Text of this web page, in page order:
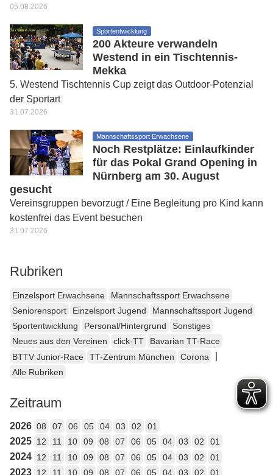
05.08.2026
Sportentwicklung
200 Akteure verwandeln
Westend in ein Tischtennis-
Mekka
5. Westend Tischtennis Cup zeigt das Outdoor-Potenzial
der Sportart
31.07.2026
Mannschaftssport Erwachsene
Noch Restplätze: Einlaufkinder
für das Pokal Grand Opening in
Nürnberg am 30. August
gesucht
Vereinsgruppen bevorzugt / Eine Begleitung pro Kind kann
kostenfrei das Event besuchen
31.07.2026
Rubriken
Einzelsport Erwachsene
Mannschaftssport Erwachsene
Seniorensport
Einzelsport Jugend
Mannschaftssport Jugend
Sportentwicklung
Personal/Hintergrund
Sonstiges
Neues aus den Vereinen
click-TT
Bavarian TT-Race
BTTV Junior-Race
TT-Zentrum München Corona
Alle Rubriken
Zeitraum
2026 08 07 06 05 04 03 02 01
2025 12 11 10 09 08 07 06 05 04 03 02 01
2024 12 11 10 09 08 07 06 05 04 03 02 01
2023 12 11 10 09 08 07 06 05 04 03 02 01